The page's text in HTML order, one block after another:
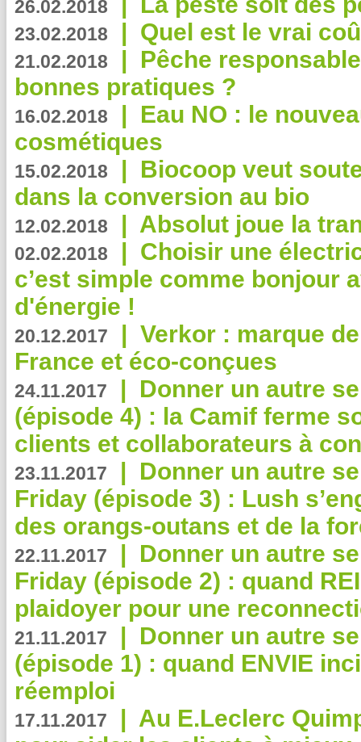
26.02.2018
23.02.2018 | Quel est le vrai
21.02.2018 | Pêche
bonnes pratiques ?
16.02.2018 | Eau NO : le
cosmétiques
15.02.2018 | Biocoop veut
dans la conversion au bio
12.02.2018 | Absolut joue la
02.02.2018 | Choisir une
c’est simple comme bonjour
d'énergie !
20.12.2017 | Verkor : marque
France et éco-conçues
24.11.2017 | Donner un autre
(épisode 4) : la Camif ferme
clients et collaborateurs à
23.11.2017 | Donner un autre
Friday (épisode 3) : Lush
des orangs-outans et de la
22.11.2017 | Donner un autre
Friday (épisode 2) : quand
plaidoyer pour une
21.11.2017 | Donner un autre
(épisode 1) : quand ENVIE
réemploi
17.11.2017 | Au E.Leclerc